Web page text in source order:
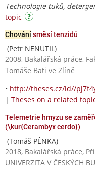
Technologie tuků,
topic
Chovánísměsí tenzidů
(Petr NENUTIL)
2008, Bakalářská práce,
Tomáše Bati ve Zlíně
• http://theses.cz/id//
| Theses on a related
Telemetrie hmyzu se
(\kur{Cerambyx cerdo})
(Tomáš PĚNKA)
2018, Bakalářská práce,
UNIVERZITA V ČESKÝCH